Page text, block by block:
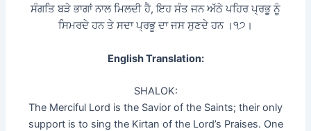
ਸੰਗਤਿ ਬੜੇ ਭਾਗਾਂ ਨਾਲ ਮਿਲਦੀ ਹੈ, ਇਹ ਸੰਤ ਜਨ ਅੱਠੇ ਪਹਿਰ ਪ੍ਰਭੂ ਨੂੰ
ਸਿਮਰਦੇ ਹਨ ਤੇ ਸਦਾ ਪ੍ਰਭੂ ਦਾ ਜਸ ਸੁਣਦੇ ਹਨ ।੧੭।
English Translation:
SHALOK:
The Merciful Lord is the Savior of the Saints; their only
support is to sing the Kirtan of the Lord’s Praises. One